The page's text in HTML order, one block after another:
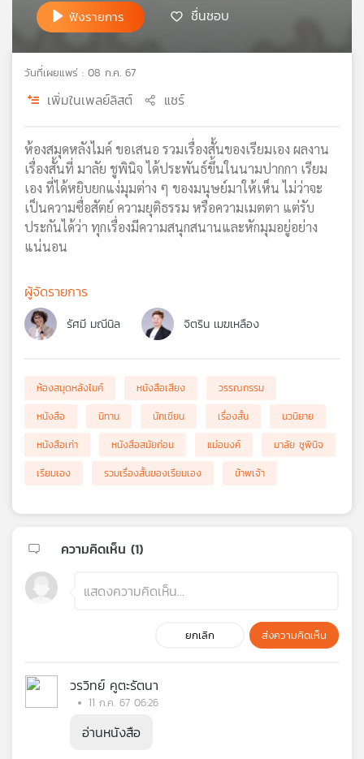
แผนที่
วิทยุ
ฟังรายการ ชื่นชอบ
วันที่เผยแพร่ : 08 ก.ค. 67
เพิ่มในเพลย์ลิสต์ แชร์
ห้องสมุดหลังไมค์ ขอเสนอ รวมเรื่องสั้นของเรียมเอง ผลงาน
เรื่องสั้นที่ มาลัย ชูพินิจ ได้ประพันธ์ขึ้นในนามปากกา เรียม
เอง ที่ได้หยิบยกแง่มุมต่าง ๆ ของมนุษย์มาให้เห็น ไม่ว่าจะ
เป็นความซื่อสัตย์ ความยุติธรรม หรือความเมตตา แต่รับ
ประกันได้ว่า ทุกเรื่องมีความสนุกสนานและหักมุมอยู่อย่าง
แน่นอน
ผู้จัดรายการ
รัศมี มณีนิล จิตริน เมฆเหลือง
ห้องสมุดหลังไมค์ หนังสือเสียง
วรรณกรรม
หนังสือ
นิทาน นักเขียน เรื่องสั้น
นวนิยาย
หนังสือเก่า
หนังสือสมัยก่อน แม่อนงค์
มาลัย ชูพินิจ
เรียมเอง
รวมเรื่องสั้นของเรียมเอง ข้าพเจ้า
ความคิดเห็น (1)
ยกเลิก ส่งความคิดเห็น
วรวิทย์ คูตะรัตนา
11 ก.ค. 67 06:26
อ่านหนังสือ